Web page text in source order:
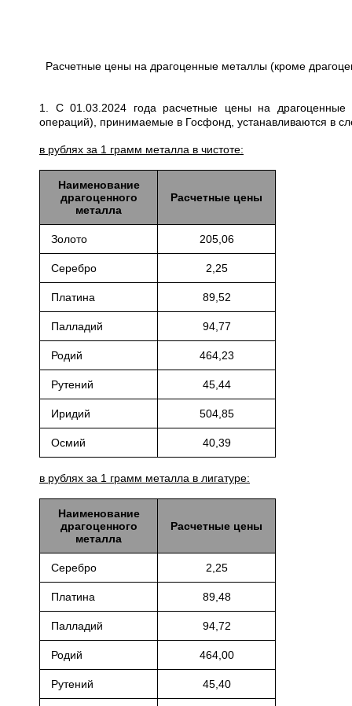
Расчетные цены на драгоценные металлы (кроме
1. С 01.03.2024 года расчетные цены на драгоценные
операций), принимаемые в Госфонд, устанавливаются в
в рублях за 1 грамм металла в чистоте:
Наименование
драгоценного
металла
Расчетные цены
Золото 205,06
Серебро 2,25
Платина 89,52
Палладий 94,77
Родий 464,23
Рутений 45,44
Иридий 504,85
Осмий 40,39
в рублях за 1 грамм металла в лигатуре:
Наименование
драгоценного
металла
Расчетные цены
Серебро 2,25
Платина 89,48
Палладий 94,72
Родий 464,00
Рутений 45,40